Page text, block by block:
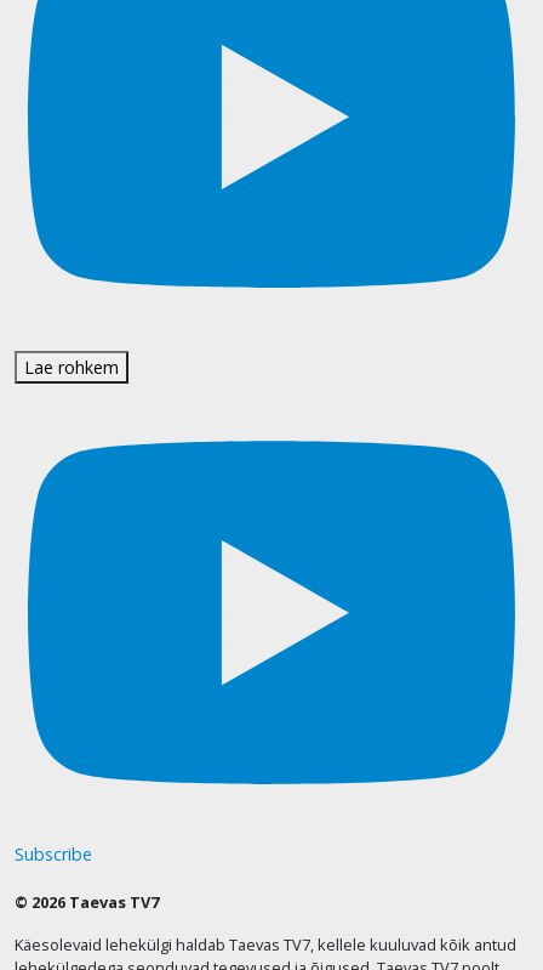
Lae rohkem
Subscribe
© 2026 Taevas TV7
Käesolevaid lehekülgi haldab Taevas TV7, kellele kuuluvad kõik antud